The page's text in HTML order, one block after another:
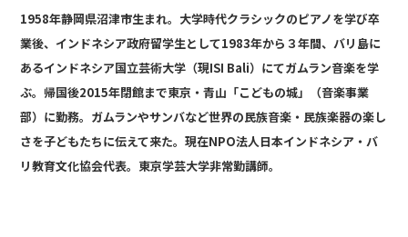
1958年静岡県沼津市生まれ。大学時代クラシックのピアノを学び卒
業後、インドネシア政府留学生として1983年から３年間、バリ島に
あるインドネシア国立芸術大学（現ISI Bali）にてガムラン音楽を学
ぶ。帰国後2015年閉館まで東京・青山「こどもの城」（音楽事業
部）に勤務。ガムランやサンバなど世界の民族音楽・民族楽器の楽し
さを子どもたちに伝えて来た。現在NPO法人日本インドネシア・バ
リ教育文化協会代表。東京学芸大学非常勤講師。